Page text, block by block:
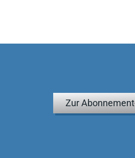
Zur